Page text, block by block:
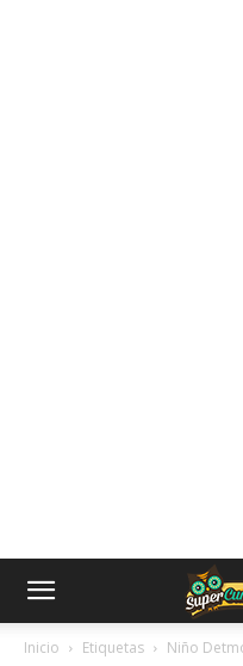
Inicio Etiquetas Niño